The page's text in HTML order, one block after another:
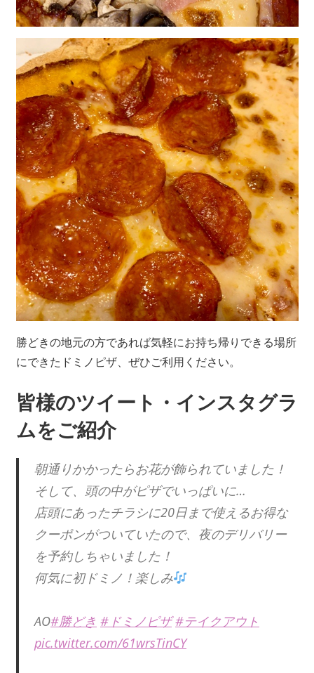
勝どきの地元の方であれば気軽にお持ち帰りできる場所
にできたドミノピザ、ぜひご利用ください。
皆様のツイート・インスタグラ
ムをご紹介
朝通りかかったらお花が飾られていました！
そして、頭の中がピザでいっぱいに…
店頭にあったチラシに20日まで使えるお得な
クーポンがついていたので、夜のデリバリー
を予約しちゃいました！
何気に初ドミノ！楽しみ
AO#勝どき #ドミノピザ #テイクアウト
pic.twitter.com/61wrsTinCY